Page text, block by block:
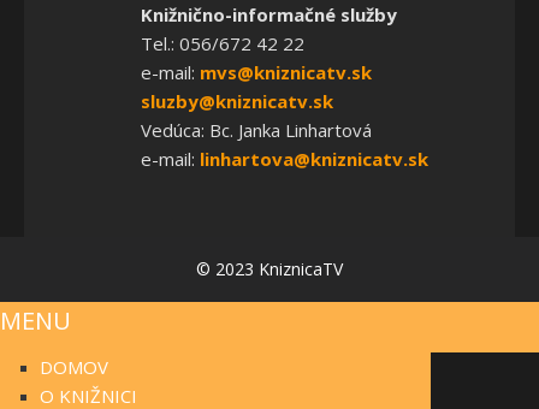
Knižnično-informačné služby
Tel.: 056/672 42 22
e-mail: mvs@kniznicatv.sk
sluzby@kniznicatv.sk
Vedúca: Bc. Janka Linhartová
e-mail: linhartova@kniznicatv.sk
© 2023 KniznicaTV
MENU
DOMOV
O KNIŽNICI